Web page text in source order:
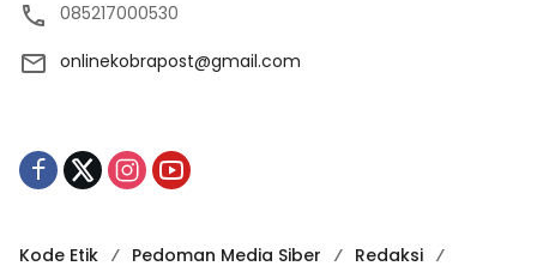
085217000530
onlinekobrapost@gmail.com
Kode Etik Pedoman Media Siber Redaksi